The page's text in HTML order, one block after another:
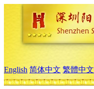
English 简体中文 繁體中文